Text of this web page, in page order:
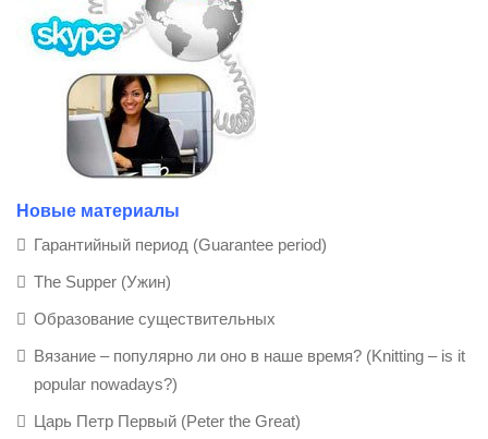
Новые материалы
Гарантийный период (Guarantee period)
The Supper (Ужин)
Образование существительных
Вязание – популярно ли оно в наше время? (Knitting – is it
popular nowadays?)
Царь Петр Первый (Peter the Great)